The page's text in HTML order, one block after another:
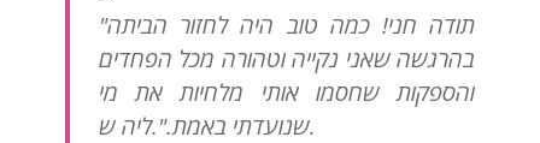
"תודה חני! כמה טוב היה לחזור הביתה
בהרגשה שאני נקייה וטהורה מכל הפחדים
והספקות שחסמו אותי מלחיות את מי
שנועדתי באמת.".ליה ש.